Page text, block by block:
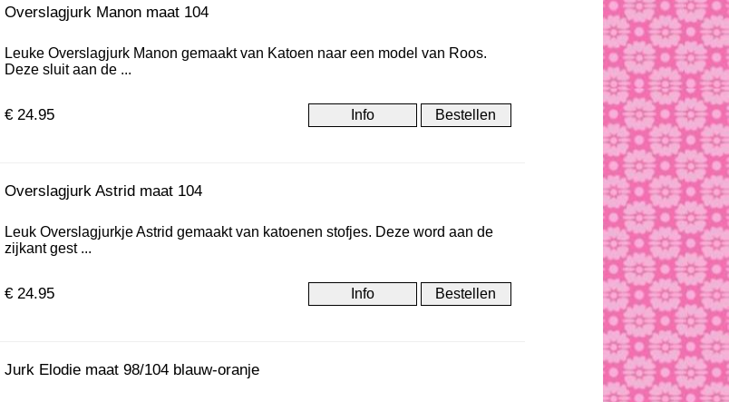
Overslagjurk Manon maat 104
Leuke Overslagjurk Manon gemaakt van Katoen naar een model van Roos.
Deze sluit aan de ...
€ 24.95
Overslagjurk Astrid maat 104
Leuk Overslagjurkje Astrid gemaakt van katoenen stofjes. Deze word aan de
zijkant gest ...
€ 24.95
Jurk Elodie maat 98/104 blauw-oranje